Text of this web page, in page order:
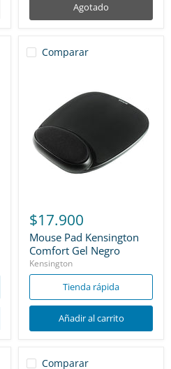
Agotado
Comparar
$17.900
Mouse Pad Kensington
Comfort Gel Negro
Kensington
Tienda rápida
Añadir al carrito
Comparar